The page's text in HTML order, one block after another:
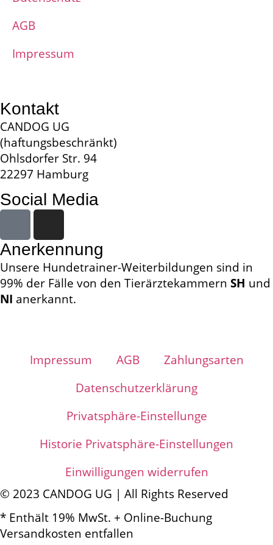
AGB
Impressum
Kontakt
CANDOG UG
(haftungsbeschränkt)
Ohlsdorfer Str. 94
22297 Hamburg
Social Media
Anerkennung
Unsere Hundetrainer-Weiterbildungen sind in
99% der Fälle von den Tierärztekammern SH und
NI anerkannt.
Impressum AGB
Zahlungsarten
Datenschutz­­erklärung
Privatsphäre-Einstellunge
Historie Privatsphäre-Einstellungen
Einwilligungen widerrufen
© 2023 CANDOG UG | All Rights Reserved
* Enthält 19% MwSt. + Online-Buchung
Versandkosten entfallen